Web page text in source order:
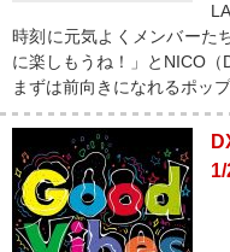
時刻に元気よくメンバーた
に楽しもうね！」とNICO（
まずは前向きになれるポッ